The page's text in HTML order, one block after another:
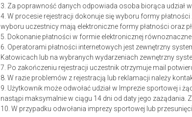
3. Za poprawność danych odpowiada osoba biorąca udział
4. W procesie rejestracji dokonuje się wyboru formy
wyboru uczestnicy mają elektroniczne formy płatności oraz
5. Dokonanie płatności w formie elektronicznej
6. Operatorami płatności internetowych jest zewnętrzny
Katowicach lub na wybranych wydarzeniach zewnętrzny
7. Po zakończeniu rejestracji uczestnik otrzymuje mail
8. W razie problemów z rejestracją lub reklamacji należy
9. Użytkownik może odwołać udział w Imprezie sportowej i
nastąpi maksymalnie w ciągu 14 dni od daty jego zażądania.
10. W przypadku odwołania imprezy sportowej lub